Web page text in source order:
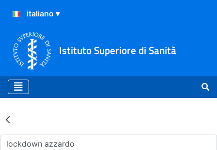
Istituto Superiore di Sanità
Risultati della Ricerca -